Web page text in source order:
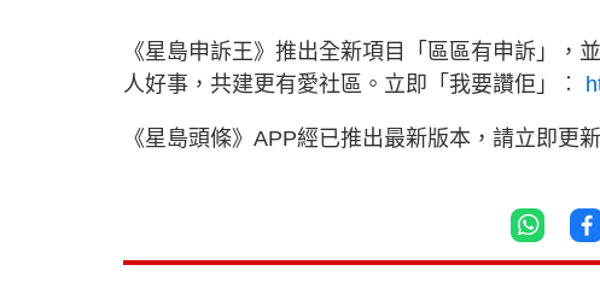
《星島申訴王》推出全新項目「區區有申訴」
人好事，共建更有愛社區。立即「我要讚佢」︰
《星島頭條》APP經已推出最新版本，請立即更